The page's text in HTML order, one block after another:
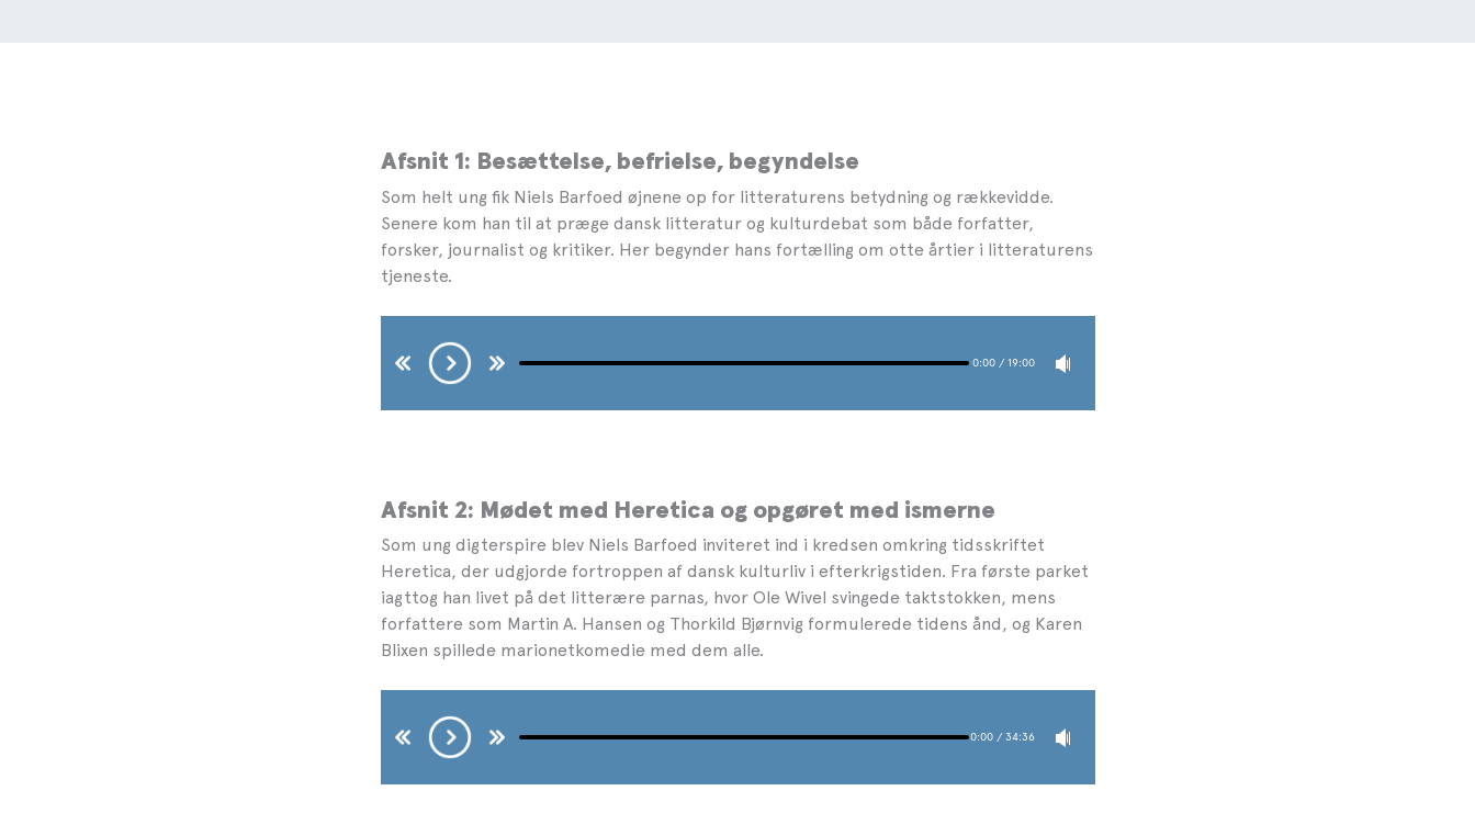
Afsnit 1: Besættelse, befrielse, begyndelse
Som helt ung fik Niels Barfoed øjnene op for litteraturens betydning og rækkevidde.
Senere kom han til at præge dansk litteratur og kulturdebat som både forfatter,
forsker, journalist og kritiker. Her begynder hans fortælling om otte årtier i litteraturens
tjeneste.
Afsnit 2: Mødet med Heretica og opgøret med ismerne
Som ung digterspire blev Niels Barfoed inviteret ind i kredsen omkring tidsskriftet
Heretica, der udgjorde fortroppen af dansk kulturliv i efterkrigstiden. Fra første parket
iagttog han livet på det litterære parnas, hvor Ole Wivel svingede taktstokken, mens
forfattere som Martin A. Hansen og Thorkild Bjørnvig formulerede tidens ånd, og Karen
Blixen spillede marionetkomedie med dem alle.